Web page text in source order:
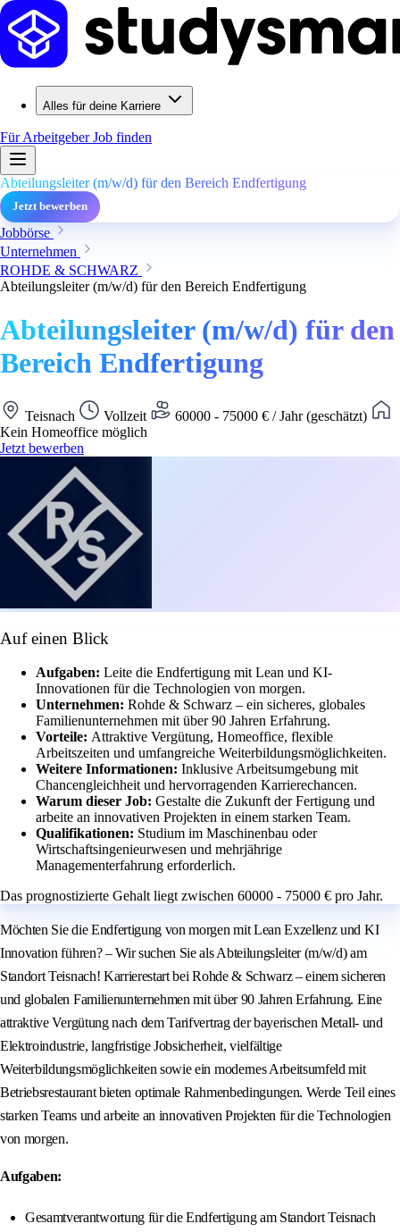
Alles für deine Karriere
Für ArbeitgeberJob finden
Abteilungsleiter (m/w/d) für den Bereich Endfertigung
Jetzt bewerben
Jobbörse
Unternehmen
ROHDE & SCHWARZ
Abteilungsleiter (m/w/d) für den Bereich Endfertigung
Abteilungsleiter (m/w/d) für den
Bereich Endfertigung
Teisnach Vollzeit
60000 - 75000 € / Jahr (geschätzt)
Kein Homeoffice möglich
Jetzt bewerben
Auf einen Blick
Aufgaben: Leite die Endfertigung mit Lean und KI-
Innovationen für die Technologien von morgen.
Unternehmen: Rohde & Schwarz – ein sicheres, globales
Familienunternehmen mit über 90 Jahren Erfahrung.
Vorteile: Attraktive Vergütung, Homeoffice, flexible
Arbeitszeiten und umfangreiche Weiterbildungsmöglichkeiten.
Weitere Informationen: Inklusive Arbeitsumgebung mit
Chancengleichheit und hervorragenden Karrierechancen.
Warum dieser Job: Gestalte die Zukunft der Fertigung und
arbeite an innovativen Projekten in einem starken Team.
Qualifikationen: Studium im Maschinenbau oder
Wirtschaftsingenieurwesen und mehrjährige
Managementerfahrung erforderlich.
Das prognostizierte Gehalt liegt zwischen 60000 - 75000 € pro Jahr.
Möchten Sie die Endfertigung von morgen mit Lean Exzellenz und KI
Innovation führen? – Wir suchen Sie als Abteilungsleiter (m/w/d) am
Standort Teisnach! Karrierestart bei Rohde & Schwarz – einem sicheren
und globalen Familienunternehmen mit über 90 Jahren Erfahrung. Eine
attraktive Vergütung nach dem Tarifvertrag der bayerischen Metall- und
Elektroindustrie, langfristige Jobsicherheit, vielfältige
Weiterbildungsmöglichkeiten sowie ein modernes Arbeitsumfeld mit
Betriebsrestaurant bieten optimale Rahmenbedingungen. Werde Teil eines
starken Teams und arbeite an innovativen Projekten für die Technologien
von morgen.
Aufgaben:
Gesamtverantwortung für die Endfertigung am Standort Teisnach